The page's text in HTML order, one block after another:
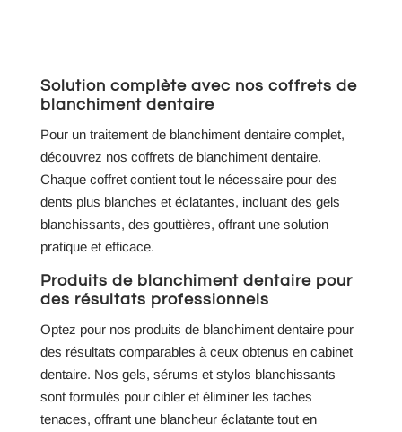
Solution complète avec nos coffrets de
blanchiment dentaire
Pour un traitement de blanchiment dentaire complet,
découvrez nos coffrets de blanchiment dentaire.
Chaque coffret contient tout le nécessaire pour des
dents plus blanches et éclatantes, incluant des gels
blanchissants, des gouttières, offrant une solution
pratique et efficace.
Produits de blanchiment dentaire pour
des résultats professionnels
Optez pour nos produits de blanchiment dentaire pour
des résultats comparables à ceux obtenus en cabinet
dentaire. Nos gels, sérums et stylos blanchissants
sont formulés pour cibler et éliminer les taches
tenaces, offrant une blancheur éclatante tout en